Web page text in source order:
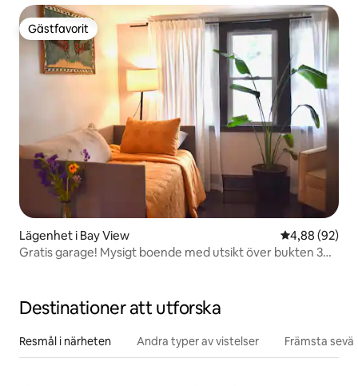
Gästfavorit
Gästfavorit
Lägenhet i Bay View 4,88 av 5 i
4,88 (92)
Gratis garage! Mysigt boende med utsikt över bukten 3
Destinationer att utforska
Resmål i närheten Andra typer av vistelser Främsta